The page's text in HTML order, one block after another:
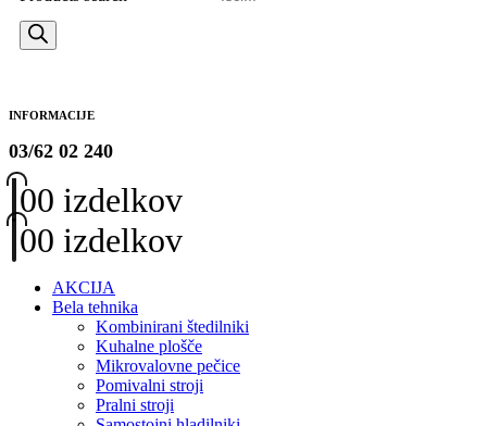
INFORMACIJE
03/62 02 240
00 izdelkov
00 izdelkov
AKCIJA
Bela tehnika
Kombinirani štedilniki
Kuhalne plošče
Mikrovalovne pečice
Pomivalni stroji
Pralni stroji